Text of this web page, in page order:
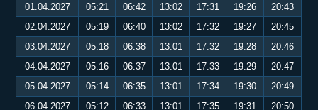
01.04.2027
05:21 06:42 13:02 17:31 19:26
20:43
02.04.2027
05:19 06:40 13:02 17:32 19:27
20:45
03.04.2027
05:18 06:38 13:01 17:32 19:28
20:46
04.04.2027
05:16 06:37 13:01 17:33 19:29
20:47
05.04.2027
05:14 06:35 13:01 17:34 19:30
20:49
06.04.2027
05:12 06:33 13:01 17:35 19:31
20:50